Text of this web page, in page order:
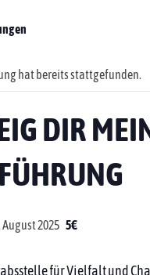
hat bereits stattgefunden.
DIR
August 2025 5€
für Vielfalt und